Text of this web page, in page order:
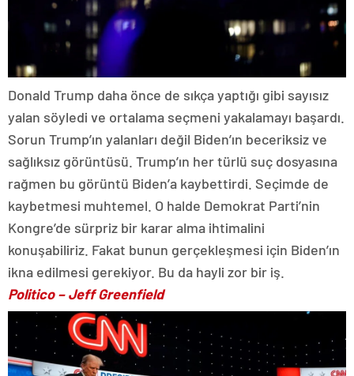
Donald Trump daha önce de sıkça yaptığı gibi sayısız
yalan söyledi ve ortalama seçmeni yakalamayı başardı.
Sorun Trump’ın yalanları değil Biden’ın beceriksiz ve
sağlıksız görüntüsü. Trump’ın her türlü suç dosyasına
rağmen bu görüntü Biden’a kaybettirdi. Seçimde de
kaybetmesi muhtemel. O halde Demokrat Parti’nin
Kongre’de sürpriz bir karar alma ihtimalini
konuşabiliriz. Fakat bunun gerçekleşmesi için Biden’ın
ikna edilmesi gerekiyor. Bu da hayli zor bir iş.
Politico– Jeff Greenfield